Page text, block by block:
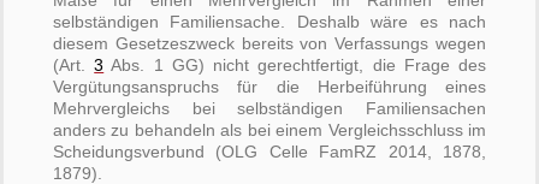
selbständigen Familiensache. Deshalb wäre es nach
diesem Gesetzeszweck bereits von Verfassungs wegen
(Art.3 Abs. 1 GG) nicht gerechtfertigt, die Frage des
Vergütungsanspruchs für die Herbeiführung eines
Mehrvergleichs bei selbständigen Familiensachen
anders zu behandeln als bei einem Vergleichsschluss im
Scheidungsverbund (OLG Celle FamRZ 2014, 1878,
1879).